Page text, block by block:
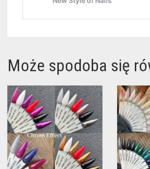
Może spodoba się